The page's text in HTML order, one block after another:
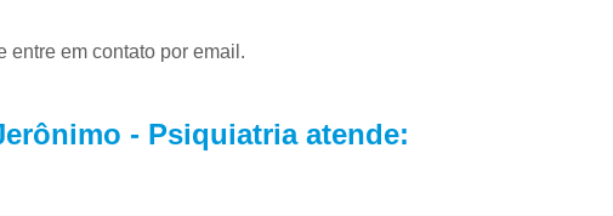
entre em contato por email.
- Psiquiatria atende: